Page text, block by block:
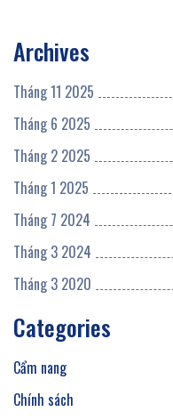
Archives
Tháng 11 2025
Tháng 6 2025
Tháng 2 2025
Tháng 1 2025
Tháng 7 2024
Tháng 3 2024
Tháng 3 2020
Categories
Cẩm nang
Chính sách